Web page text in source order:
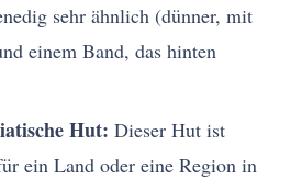
sehr ähnlich (dünner, mit
einem Band, das hinten
Hut: Dieser Hut ist
ein Land oder eine Region in